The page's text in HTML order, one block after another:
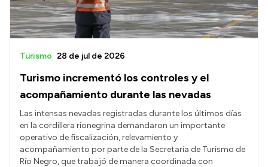
Turismo incrementó los controles y el
acompañamiento durante las nevadas
Turismo 28 de jul de 2026
Las intensas nevadas registradas durante los últimos días
en la cordillera rionegrina demandaron un importante
operativo de fiscalización, relevamiento y
acompañamiento por parte de la Secretaría de Turismo de
Río Negro, que trabajó de manera coordinada con